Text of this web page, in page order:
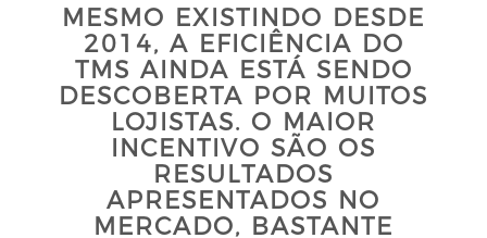
MESMO EXISTINDO DESDE
2014, A EFICIÊNCIA DO
TMS AINDA ESTÁ SENDO
DESCOBERTA POR MUITOS
LOJISTAS. O MAIOR
INCENTIVO SÃO OS
RESULTADOS
APRESENTADOS NO
MERCADO, BASTANTE